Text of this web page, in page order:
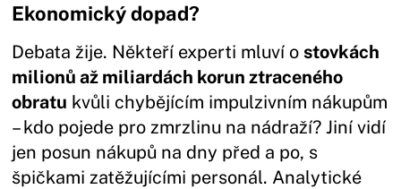
Ekonomický dopad?
Debata žije. Někteří experti mluví ostovkách
milionů až miliardách korun ztraceného
obratu kvůli chybějícím impulzivním nákupům
– kdo pojede pro zmrzlinu na nádraží? Jiní vidí
jen posun nákupů na dny před a po, s
špičkami zatěžujícími personál. Analytické